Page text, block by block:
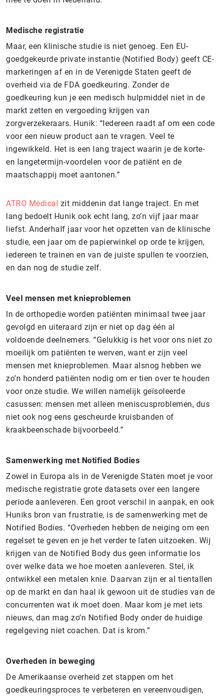
Medische registratie
Maar, een klinische studie is niet genoeg. Een EU-
goedgekeurde private instantie (Notified Body) geeft CE-
markeringen af en in de Verenigde Staten geeft de
overheid via de FDA goedkeuring. Zonder de
goedkeuring kun je een medisch hulpmiddel niet in de
markt zetten en vergoeding krijgen van
zorgverzekeraars. Hunik: “Iedereen raadt af om een code
voor een nieuw product aan te vragen. Veel te
ingewikkeld. Het is een lang traject waarin je de korte-
en langetermijn-voordelen voor de patiënt en de
maatschappij moet aantonen.”
ATRO Medical zit middenin dat lange traject. En met
lang bedoelt Hunik ook echt lang, zo’n vijf jaar maar
liefst. Anderhalf jaar voor het opzetten van de klinische
studie, een jaar om de papierwinkel op orde te krijgen,
iedereen te trainen en van de juiste spullen te voorzien,
en dan nog de studie zelf.
Veel mensen met knieproblemen
In de orthopedie worden patiënten minimaal twee jaar
gevolgd en uiteraard zijn er niet op dag één al
voldoende deelnemers. “Gelukkig is het voor ons niet zo
moeilijk om patiënten te werven, want er zijn veel
mensen met knieproblemen. Maar alsnog hebben we
zo’n honderd patiënten nodig om er tien over te houden
voor onze studie. We willen namelijk geïsoleerde
casussen: mensen met alleen meniscusproblemen, dus
niet ook nog eens gescheurde kruisbanden of
kraakbeenschade bijvoorbeeld.”
Samenwerking met Notified Bodies
Zowel in Europa als in de Verenigde Staten moet je voor
medische registratie grote datasets over een langere
periode aanleveren. Een groot verschil in aanpak, en ook
Huniks bron van frustratie, is de samenwerking met de
Notified Bodies. “Overheden hebben de neiging om een
regelset te geven en je het verder te laten uitzoeken. Wij
krijgen van de Notified Body dus geen informatie los
over welke data we hoe moeten aanleveren. Stel, ik
ontwikkel een metalen knie. Daarvan zijn er al tientallen
op de markt en dan haal ik gewoon uit de studies van de
concurrenten wat ik moet doen. Maar kom je met iets
nieuws, dan mag zo’n Notified Body onder de huidige
regelgeving niet coachen. Dat is krom.”
Overheden in beweging
De Amerikaanse overheid zet stappen om het
goedkeuringsproces te verbeteren en vereenvoudigen,